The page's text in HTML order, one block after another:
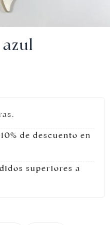
10% de descuento en
superiores a